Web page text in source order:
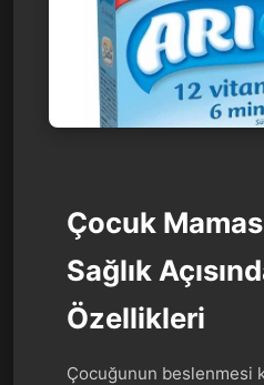
Çocuk
Sağlık
Özellikleri
Çocuğunun beslenmesi